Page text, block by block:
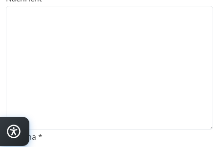
Captcha *